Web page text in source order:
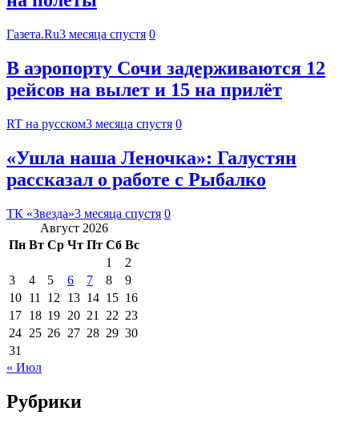
Газета.Ru3 месяца спустя 0
В аэропорту Сочи задерживаются 12
рейсов на вылет и 15 на прилёт
RT на русском3 месяца спустя 0
«Ушла наша Леночка»: Галустян
рассказал о работе с Рыбалко
ТК «Звезда»3 месяца спустя 0
Август 2026
Пн Вт Ср Чт Пт Сб Вс
1
2
3
4 5 6 7 8
9
10 11 12 13 14 15 16
17 18 19 20 21 22 23
24 25 26 27 28 29 30
31
« Июл
Рубрики